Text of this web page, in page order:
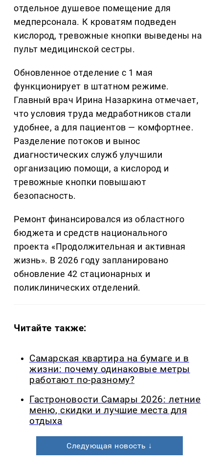
отдельное душевое помещение для
медперсонала. К кроватям подведен
кислород, тревожные кнопки выведены на
пульт медицинской сестры.
Обновленное отделение с 1 мая
функционирует в штатном режиме.
Главный врач Ирина Назаркина отмечает,
что условия труда медработников стали
удобнее, а для пациентов — комфортнее.
Разделение потоков и вынос
диагностических служб улучшили
организацию помощи, а кислород и
тревожные кнопки повышают
безопасность.
Ремонт финансировался из областного
бюджета и средств национального
проекта «Продолжительная и активная
жизнь». В 2026 году запланировано
обновление 42 стационарных и
поликлинических отделений.
Читайте также:
Самарская квартира на бумаге и в
жизни: почему одинаковые метры
работают по-разному?
Гастроновости Самары 2026: летние
меню, скидки и лучшие места для
отдыха
Следующая новость ↓